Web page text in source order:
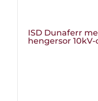
ISD Dunaferr
hengersor